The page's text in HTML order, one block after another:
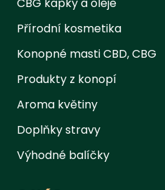
Přírodní kosmetika
Konopné masti CBD, CBG
Produkty z konopí
Aroma květiny
Doplňky stravy
Výhodné balíčky